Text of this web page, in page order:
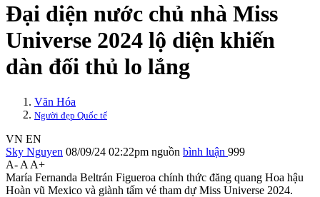
Đại diện nước chủ nhà Miss
Universe 2024 lộ diện khiến
dàn đối thủ lo lắng
Văn Hóa
Người đẹp Quốc tế
VN EN
Sky Nguyen 08/09/24 02:22pm nguồn bình luận 999
A- A A+
María Fernanda Beltrán Figueroa chính thức đăng quang Hoa hậu
Hoàn vũ Mexico và giành tấm vé tham dự Miss Universe 2024.